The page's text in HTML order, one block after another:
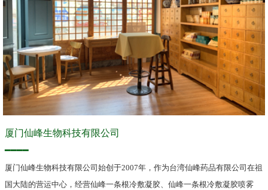
厦门仙峰生物科技有限公司
━━━━
厦门仙峰生物科技有限公司始创于2007年，作为台湾仙峰药品有限公司在祖
国大陆的营运中心，经营仙峰一条根冷敷凝胶、仙峰一条根冷敷凝胶喷雾